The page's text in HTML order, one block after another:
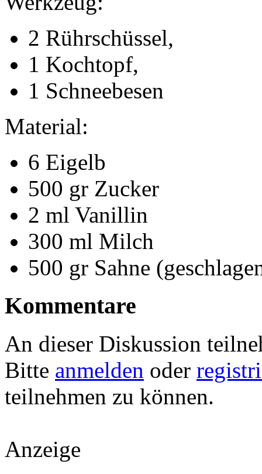
2 Rührschüssel,
1 Kochtopf,
1 Schneebesen
Material:
6 Eigelb
500 gr Zucker
2 ml Vanillin
300 ml Milch
500 gr Sahne
Kommentare
An dieser Diskussion
Bitte anmelden oder
teilnehmen zu können.
Anzeige